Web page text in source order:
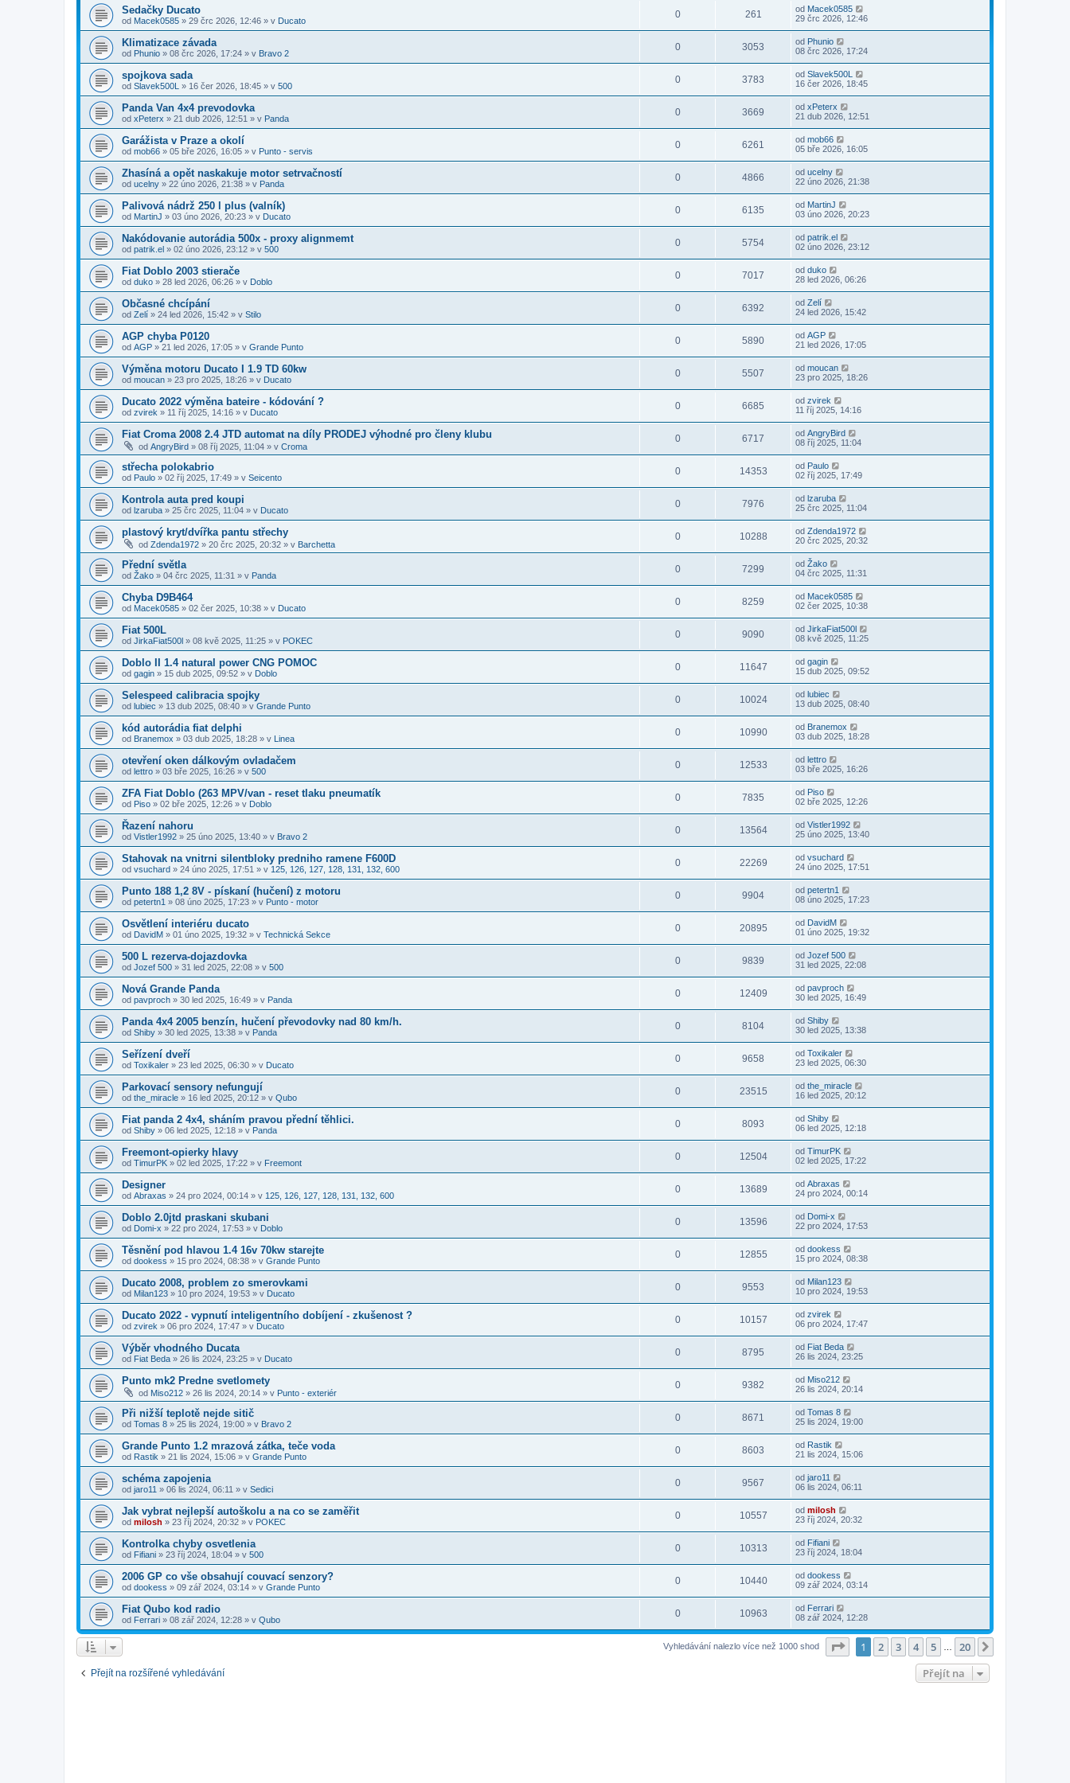
Sedačky Ducato
od Macek0585 » 29 črc 2026, 12:46 » v Ducato
0 261 od Macek0585
29 črc 2026, 12:46
Klimatizace závada
od Phunio » 08 črc 2026, 17:24 » v Bravo 2
0 3053 od Phunio
08 črc 2026, 17:24
spojkova sada
od Slavek500L » 16 čer 2026, 18:45 » v 500
0 3783 od Slavek500L
16 čer 2026, 18:45
Panda Van 4x4 prevodovka
od xPeterx » 21 dub 2026, 12:51 » v Panda
0 3669 od xPeterx
21 dub 2026, 12:51
Garážista v Praze a okolí
od mob66 » 05 bře 2026, 16:05 » v Punto - servis
0 6261 od mob66
05 bře 2026, 16:05
Zhasíná a opět naskakuje motor setrvačností
od ucelny » 22 úno 2026, 21:38 » v Panda
0 4866 od ucelny
22 úno 2026, 21:38
Palivová nádrž 250 l plus (valník)
od MartinJ » 03 úno 2026, 20:23 » v Ducato
0 6135 od MartinJ
03 úno 2026, 20:23
Nakódovanie autorádia 500x - proxy alignmemt
od patrik.el » 02 úno 2026, 23:12 » v 500
0 5754 od patrik.el
02 úno 2026, 23:12
Fiat Doblo 2003 stierače
od duko » 28 led 2026, 06:26 » v Doblo
0 7017 od duko
28 led 2026, 06:26
Občasné chcípání
od Zelí » 24 led 2026, 15:42 » v Stilo
0 6392 od Zelí
24 led 2026, 15:42
AGP chyba P0120
od AGP » 21 led 2026, 17:05 » v Grande Punto
0 5890 od AGP
21 led 2026, 17:05
Výměna motoru Ducato I 1.9 TD 60kw
od moucan » 23 pro 2025, 18:26 » v Ducato
0 5507 od moucan
23 pro 2025, 18:26
Ducato 2022 výměna bateire - kódování ?
od zvirek » 11 říj 2025, 14:16 » v Ducato
0 6685 od zvirek
11 říj 2025, 14:16
Fiat Croma 2008 2.4 JTD automat na díly PRODEJ výhodné pro členy klubu
od AngryBird » 08 říj 2025, 11:04 » v Croma
0 6717 od AngryBird
08 říj 2025, 11:04
střecha polokabrio
od Paulo » 02 říj 2025, 17:49 » v Seicento
0 14353 od Paulo
02 říj 2025, 17:49
Kontrola auta pred koupi
od lzaruba » 25 črc 2025, 11:04 » v Ducato
0 7976 od lzaruba
25 črc 2025, 11:04
plastový kryt/dvířka pantu střechy
od Zdenda1972 » 20 črc 2025, 20:32 » v Barchetta
0 10288 od Zdenda1972
20 črc 2025, 20:32
Přední světla
od Žako » 04 črc 2025, 11:31 » v Panda
0 7299 od Žako
04 črc 2025, 11:31
Chyba D9B464
od Macek0585 » 02 čer 2025, 10:38 » v Ducato
0 8259 od Macek0585
02 čer 2025, 10:38
Fiat 500L
od JirkaFiat500l » 08 kvě 2025, 11:25 » v POKEC
0 9090 od JirkaFiat500l
08 kvě 2025, 11:25
Doblo II 1.4 natural power CNG POMOC
od gagin » 15 dub 2025, 09:52 » v Doblo
0 11647 od gagin
15 dub 2025, 09:52
Selespeed calibracia spojky
od lubiec » 13 dub 2025, 08:40 » v Grande Punto
0 10024 od lubiec
13 dub 2025, 08:40
kód autorádia fiat delphi
od Branemox » 03 dub 2025, 18:28 » v Linea
0 10990 od Branemox
03 dub 2025, 18:28
otevření oken dálkovým ovladačem
od lettro » 03 bře 2025, 16:26 » v 500
0 12533 od lettro
03 bře 2025, 16:26
ZFA Fiat Doblo (263 MPV/van - reset tlaku pneumatík
od Piso » 02 bře 2025, 12:26 » v Doblo
0 7835 od Piso
02 bře 2025, 12:26
Řazení nahoru
od Vistler1992 » 25 úno 2025, 13:40 » v Bravo 2
0 13564 od Vistler1992
25 úno 2025, 13:40
Stahovak na vnitrni silentbloky predniho ramene F600D
od vsuchard » 24 úno 2025, 17:51 » v 125, 126, 127, 128, 131, 132, 600
0 22269 od vsuchard
24 úno 2025, 17:51
Punto 188 1,2 8V - pískaní (hučení) z motoru
od petertn1 » 08 úno 2025, 17:23 » v Punto - motor
0 9904 od petertn1
08 úno 2025, 17:23
Osvětlení interiéru ducato
od DavidM » 01 úno 2025, 19:32 » v Technická Sekce
0 20895 od DavidM
01 úno 2025, 19:32
500 L rezerva-dojazdovka
od Jozef 500 » 31 led 2025, 22:08 » v 500
0 9839 od Jozef 500
31 led 2025, 22:08
Nová Grande Panda
od pavproch » 30 led 2025, 16:49 » v Panda
0 12409 od pavproch
30 led 2025, 16:49
Panda 4x4 2005 benzín, hučení převodovky nad 80 km/h.
od Shiby » 30 led 2025, 13:38 » v Panda
0 8104 od Shiby
30 led 2025, 13:38
Seřízení dveří
od Toxikaler » 23 led 2025, 06:30 » v Ducato
0 9658 od Toxikaler
23 led 2025, 06:30
Parkovací sensory nefungují
od the_miracle » 16 led 2025, 20:12 » v Qubo
0 23515 od the_miracle
16 led 2025, 20:12
Fiat panda 2 4x4, sháním pravou přední těhlici.
od Shiby » 06 led 2025, 12:18 » v Panda
0 8093 od Shiby
06 led 2025, 12:18
Freemont-opierky hlavy
od TimurPK » 02 led 2025, 17:22 » v Freemont
0 12504 od TimurPK
02 led 2025, 17:22
Designer
od Abraxas » 24 pro 2024, 00:14 » v 125, 126, 127, 128, 131, 132, 600
0 13689 od Abraxas
24 pro 2024, 00:14
Doblo 2.0jtd praskani skubani
od Domi-x » 22 pro 2024, 17:53 » v Doblo
0 13596 od Domi-x
22 pro 2024, 17:53
Těsnění pod hlavou 1.4 16v 70kw starejte
od dookess » 15 pro 2024, 08:38 » v Grande Punto
0 12855 od dookess
15 pro 2024, 08:38
Ducato 2008, problem zo smerovkami
od Milan123 » 10 pro 2024, 19:53 » v Ducato
0 9553 od Milan123
10 pro 2024, 19:53
Ducato 2022 - vypnutí inteligentního dobíjení - zkušenost ?
od zvirek » 06 pro 2024, 17:47 » v Ducato
0 10157 od zvirek
06 pro 2024, 17:47
Výběr vhodného Ducata
od Fiat Beda » 26 lis 2024, 23:25 » v Ducato
0 8795 od Fiat Beda
26 lis 2024, 23:25
Punto mk2 Predne svetlomety
od Miso212 » 26 lis 2024, 20:14 » v Punto - exteriér
0 9382 od Miso212
26 lis 2024, 20:14
Při nižší teplotě nejde sitič
od Tomas 8 » 25 lis 2024, 19:00 » v Bravo 2
0 8671 od Tomas 8
25 lis 2024, 19:00
Grande Punto 1.2 mrazová zátka, teče voda
od Rastik » 21 lis 2024, 15:06 » v Grande Punto
0 8603 od Rastik
21 lis 2024, 15:06
schéma zapojenia
od jaro11 » 06 lis 2024, 06:11 » v Sedici
0 9567 od jaro11
06 lis 2024, 06:11
Jak vybrat nejlepší autoškolu a na co se zaměřit
od milosh » 23 říj 2024, 20:32 » v POKEC
0 10557 od milosh
23 říj 2024, 20:32
Kontrolka chyby osvetlenia
od Fifiani » 23 říj 2024, 18:04 » v 500
0 10313 od Fifiani
23 říj 2024, 18:04
2006 GP co vše obsahují couvací senzory?
od dookess » 09 zář 2024, 03:14 » v Grande Punto
0 10440 od dookess
09 zář 2024, 03:14
Fiat Qubo kod radio
od Ferrari » 08 zář 2024, 12:28 » v Qubo
0 10963 od Ferrari
08 zář 2024, 12:28
Vyhledávání nalezlo více než 1000 shod Stránka z
1 2 3 4 5 20
Přejít na rozšířené vyhledávání Přejít na